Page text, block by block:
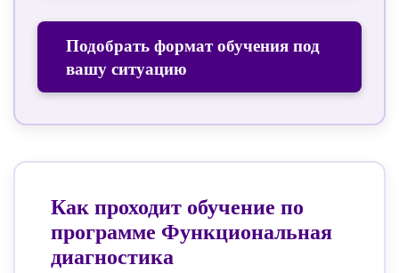
Подобрать формат обучения под
вашу ситуацию
Как проходит обучение по
программе Функциональная
диагностика